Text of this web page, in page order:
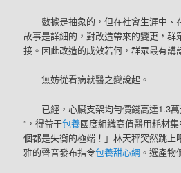
數據是抽象的，但在社會生涯中、
故事是詳細的，對改造帶來的變更，群
接。因此改造的成效若何，群眾最有講
無妨從看病就醫之變說起。
已經，心臟支架均勻價錢高達1.3
”，得益于包養國度組織高值醫用耗材
個都是失衡的極端！」林天秤突然跳上
雅的聲音發布指令包養甜心網 。選產物